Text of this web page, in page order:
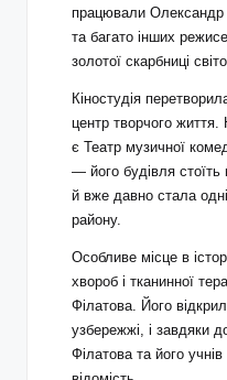
працювали Олександр
та багато інших
золотої скарбниці
Кіностудія
центр творчого
є Театр музичної
— його будівля
й вже давно стала
району.
Особливе місце в
хвороб і тканинної
Філатова. Його
узбережжі, і завдяки
Філатова та його учнів